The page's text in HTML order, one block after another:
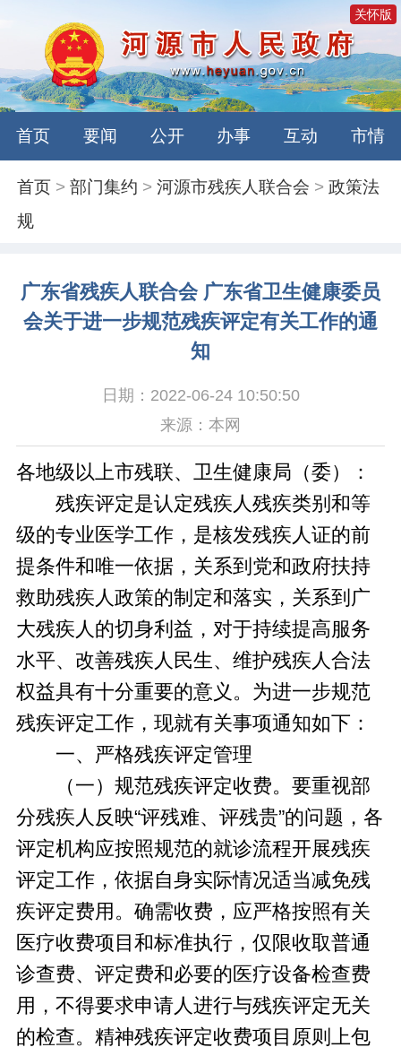
关怀版
首页 要闻 公开 办事 互动 市情
首页 >部门集约 >河源市残疾人联合会 >政策法
规
广东省残疾人联合会 广东省卫生健康委员
会关于进一步规范残疾评定有关工作的通
知
日期：2022-06-24 10:50:50
来源：本网
各地级以上市残联、卫生健康局（委）：
残疾评定是认定残疾人残疾类别和等
级的专业医学工作，是核发残疾人证的前
提条件和唯一依据，关系到党和政府扶持
救助残疾人政策的制定和落实，关系到广
大残疾人的切身利益，对于持续提高服务
水平、改善残疾人民生、维护残疾人合法
权益具有十分重要的意义。为进一步规范
残疾评定工作，现就有关事项通知如下：
一、严格残疾评定管理
（一）规范残疾评定收费。要重视部
分残疾人反映“评残难、评残贵”的问题，各
评定机构应按照规范的就诊流程开展残疾
评定工作，依据自身实际情况适当减免残
疾评定费用。确需收费，应严格按照有关
医疗收费项目和标准执行，仅限收取普通
诊查费、评定费和必要的医疗设备检查费
用，不得要求申请人进行与残疾评定无关
的检查。精神残疾评定收费项目原则上包